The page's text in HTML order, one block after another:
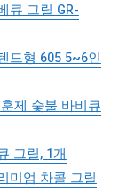
큐 그릴 GR-
드형 605 5~6인
제 숯불 바비큐
그릴, 1개
미엄 차콜 그릴